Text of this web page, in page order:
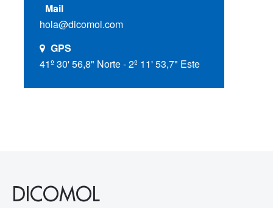
Mail
hola@dicomol.com
GPS
41º 30' 56,8" Norte - 2º 11' 53,7" Este
DICOMOL